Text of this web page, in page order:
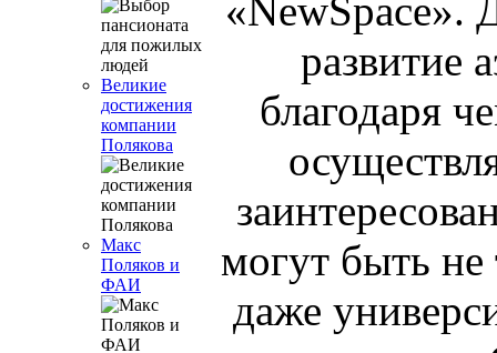
Великие
достижения
компании
Полякова
Макс
Поляков и
ФАИ
«NewSpace».
развитие
благодаря
могут быть не
даже